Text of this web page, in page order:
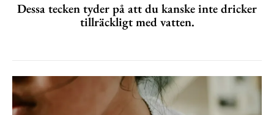
Dessa tecken tyder på att du kanske inte dricker
tillräckligt med vatten.